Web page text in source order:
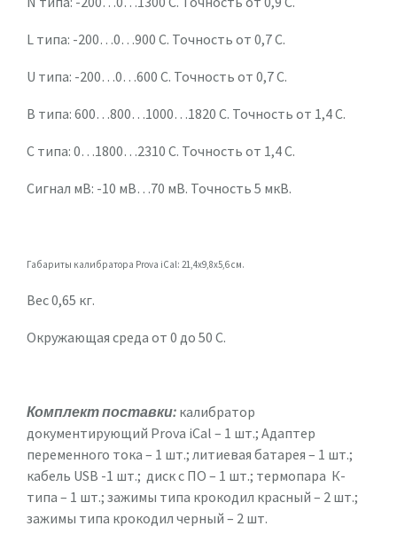
L типа: -200…0…900 С. Точность от 0,7 С.
U типа: -200…0…600 С. Точность от 0,7 С.
B типа: 600…800…1000…1820 С. Точность от 1,4 С.
C типа: 0…1800…2310 С. Точность от 1,4 С.
Сигнал мВ: -10 мВ…70 мВ. Точность 5 мкВ.
Габариты калибратора Prova iCal: 21,4х9,8х5,6 см.
Вес 0,65 кг.
Окружающая среда от 0 до 50 С.
Комплект поставки: калибратор
документирующий Prova iCal – 1 шт.; Адаптер
переменного тока – 1 шт.; литиевая батарея – 1 шт.;
кабель USB -1 шт.; диск с ПО – 1 шт.; термопара К-
типа – 1 шт.; зажимы типа крокодил красный – 2 шт.;
зажимы типа крокодил черный – 2 шт.